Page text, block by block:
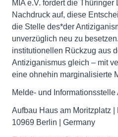
MIA e.V. fordert die
Nachdruck auf, diese
die Stelle des*der
unverzüglich neu zu
institutionellen Rückzug aus
Antiziganismus gleich – mit
eine ohnehin marginalisierte
Melde- und
Aufbau Haus am Moritzplatz
10969 Berlin | Germany